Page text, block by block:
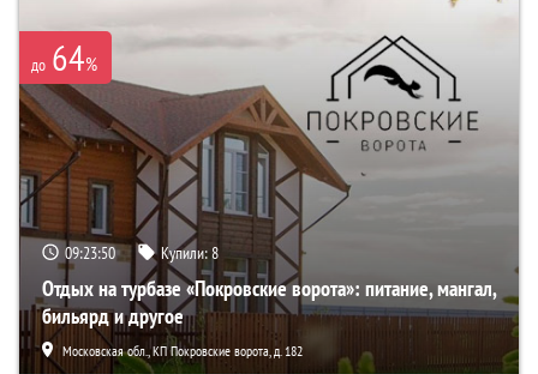
до 64%
09:23:48 Купили:8
Отдых на турбазе «Покровские ворота»: питание, мангал,
бильярд и другое
Московская обл., КП Покровские ворота, д. 182